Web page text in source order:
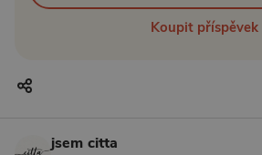
Koupit příspěvek
jsem citta